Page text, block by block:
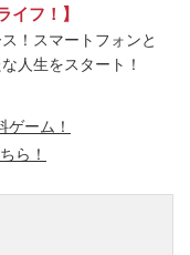
イフ！】
！スマートフォンと
人生をスタート！
ゲーム！
ら！